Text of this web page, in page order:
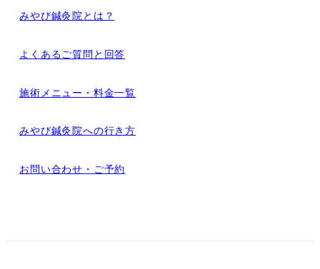
みやび鍼灸院とは？
よくあるご質問と回答
施術メニュー・料金一覧
みやび鍼灸院への行き方
お問い合わせ・ご予約